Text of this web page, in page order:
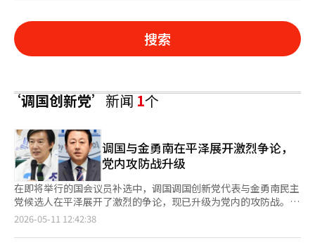
搜索
‘调国创新党’新闻1个
调国与金勇南在平泽展开激烈争论，
党内攻防战升级
在即将举行的国会议员补选中，调国调国创新党代表与金勇南民主
党候选人在平泽展开了激烈的争论，现已升级为党内的攻防战。
民主党发言人朴智惠于10日发布书面简报表示：“调国代表与调国
平泽补选过程中，调国代表与调国创新党的举动引发了希望民主进
2026-05-11 12:42:38
页